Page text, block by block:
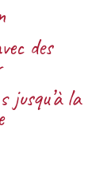
des
la